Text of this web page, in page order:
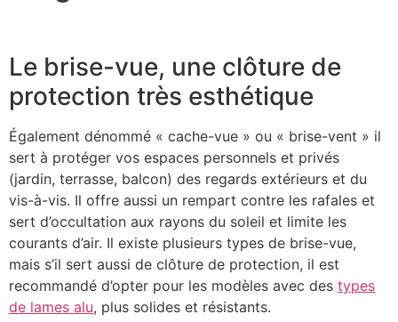
Le brise-vue, une clôture de
protection très esthétique
Également dénommé « cache-vue » ou « brise-vent » il
sert à protéger vos espaces personnels et privés
(jardin, terrasse, balcon) des regards extérieurs et du
vis-à-vis. Il offre aussi un rempart contre les rafales et
sert d’occultation aux rayons du soleil et limite les
courants d’air. Il existe plusieurs types de brise-vue,
mais s’il sert aussi de clôture de protection, il est
recommandé d’opter pour les modèles avec des types
de lames alu, plus solides et résistants.